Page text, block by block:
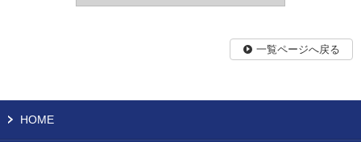
一覧ページへ戻る
HOME